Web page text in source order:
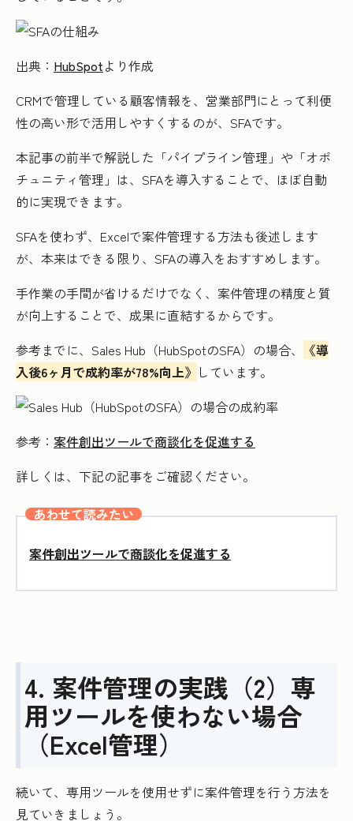
出典： HubSpotより作成
CRMで管理している顧客情報を、営業部門にとって利便
性の高い形で活用しやすくするのが、SFAです。
本記事の前半で解説した「パイプライン管理」や「オポ
チュニティ管理」は、SFAを導入することで、ほぼ自動
的に実現できます。
SFAを使わず、Excelで案件管理する方法も後述します
が、本来はできる限り、SFAの導入をおすすめします。
手作業の手間が省けるだけでなく、案件管理の精度と質
が向上することで、成果に直結するからです。
参考までに、Sales Hub（HubSpotのSFA）の場合、
《導
入後6ヶ月で成約率が78%向上》 しています。
参考： 案件創出ツールで商談化を促進する
詳しくは、下記の記事をご確認ください。
あわせて読みたい
案件創出ツールで商談化を促進する
4. 案件管理の実践（2）専
用ツールを使わない場合
（Excel管理）
続いて、専用ツールを使用せずに案件管理を行う方法を
見ていきましょう。